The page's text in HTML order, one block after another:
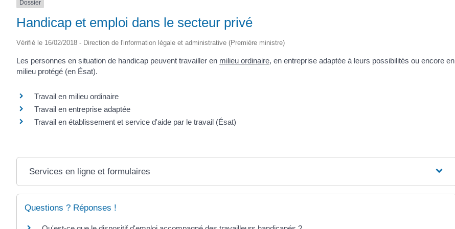
Dossier
Handicap et emploi dans le secteur privé
Vérifié le 16/02/2018 - Direction de l'information légale et administrative (Première ministre)
Les personnes en situation de handicap peuvent travailler en milieu ordinaire, en entreprise adaptée à leurs possibilités ou encore en
milieu protégé (en Ésat).
Travail en milieu ordinaire
Travail en entreprise adaptée
Travail en établissement et service d'aide par le travail (Ésat)
Services en ligne et formulaires
Questions ? Réponses !